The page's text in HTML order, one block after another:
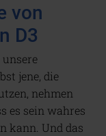
von
D3
unsere
jene, die
nehmen
es sein wahres
kann. Und das